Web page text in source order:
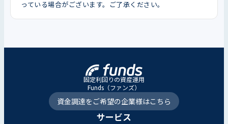
っている場合がございます。ご了承ください。
固定利回りの資産運用
Funds（ファンズ）
資金調達をご希望の企業様はこちら
サービス